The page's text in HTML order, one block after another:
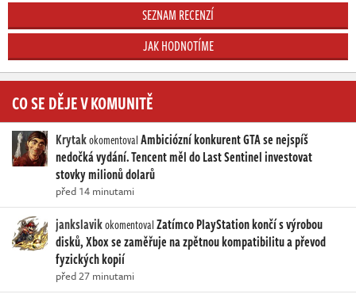
SEZNAM RECENZÍ
JAK HODNOTÍME
CO SE DĚJE V KOMUNITĚ
KrytakokomentovalAmbiciózní konkurent GTA se nejspíš
nedočká vydání. Tencent měl do Last Sentinel investovat
stovky milionů dolarů
před 14 minutami
jankslavikokomentovalZatímco PlayStation končí s výrobou
disků, Xbox se zaměřuje na zpětnou kompatibilitu a převod
fyzických kopií
před 27 minutami